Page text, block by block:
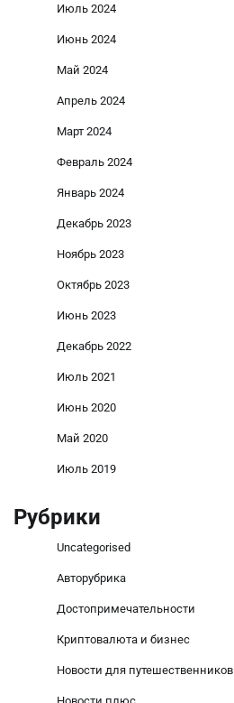
Июль 2024
Июнь 2024
Май 2024
Апрель 2024
Март 2024
Февраль 2024
Январь 2024
Декабрь 2023
Ноябрь 2023
Октябрь 2023
Июнь 2023
Декабрь 2022
Июль 2021
Июнь 2020
Май 2020
Июль 2019
Рубрики
Uncategorised
Авторубрика
Достопримечательности
Криптовалюта и бизнес
Новости для путешественников